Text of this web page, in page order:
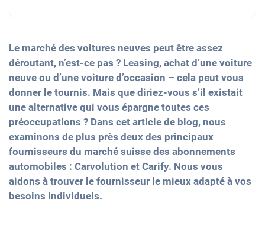
Le marché des voitures neuves peut être assez
déroutant, n’est-ce pas ? Leasing, achat d’une voiture
neuve ou d’une voiture d’occasion – cela peut vous
donner le tournis. Mais que diriez-vous s’il existait
une alternative qui vous épargne toutes ces
préoccupations ? Dans cet article de blog, nous
examinons de plus près deux des principaux
fournisseurs du marché suisse des abonnements
automobiles : Carvolution et Carify. Nous vous
aidons à trouver le fournisseur le mieux adapté à vos
besoins individuels.